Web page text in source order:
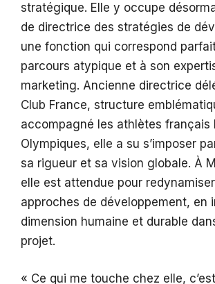
stratégique. Elle y occupe
de directrice des stratégies de
une fonction qui correspond
parcours atypique et à son
marketing. Ancienne directrice
Club France, structure
accompagné les athlètes français
Olympiques, elle a su s’imposer
sa rigueur et sa vision globale. À
elle est attendue pour
approches de développement, en
dimension humaine et durable
projet.
« Ce qui me touche chez elle,